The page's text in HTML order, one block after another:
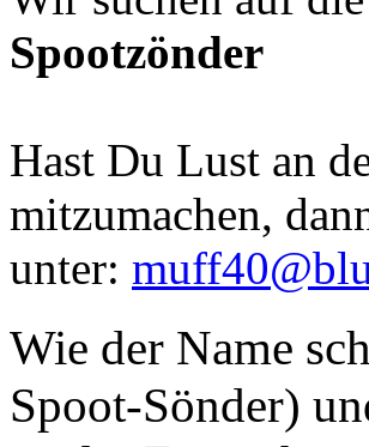
Spootzönder
Hast Du Lust an
mitzumachen,
unter:
Wie der Name
Spoot-Sönder)